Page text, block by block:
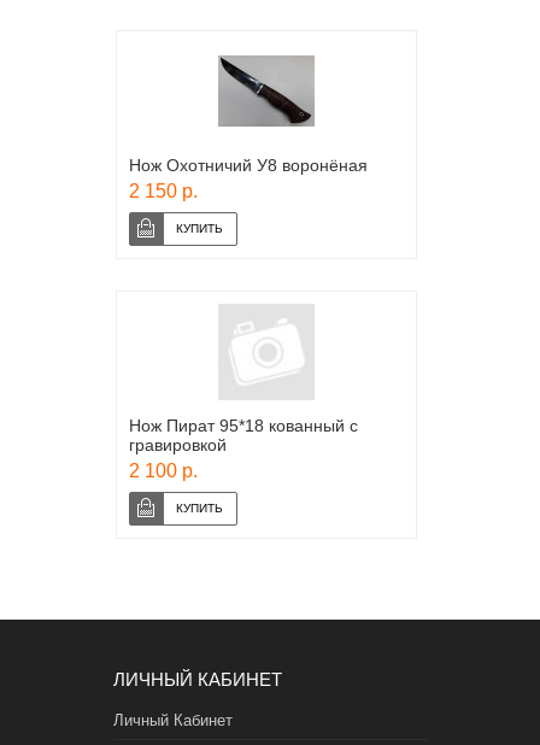
Нож Охотничий У8 воронёная
2 150 р.
Нож Пират 95*18 кованный с
гравировкой
2 100 р.
ЛИЧНЫЙ КАБИНЕТ
Личный Кабинет